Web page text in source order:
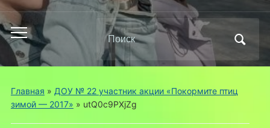
Переключить
мобильное
меню
Поиск
по:
Главная » ДОУ № 22 участник акции «Покормите птиц
зимой — 2017» » utQ0c9PXjZg